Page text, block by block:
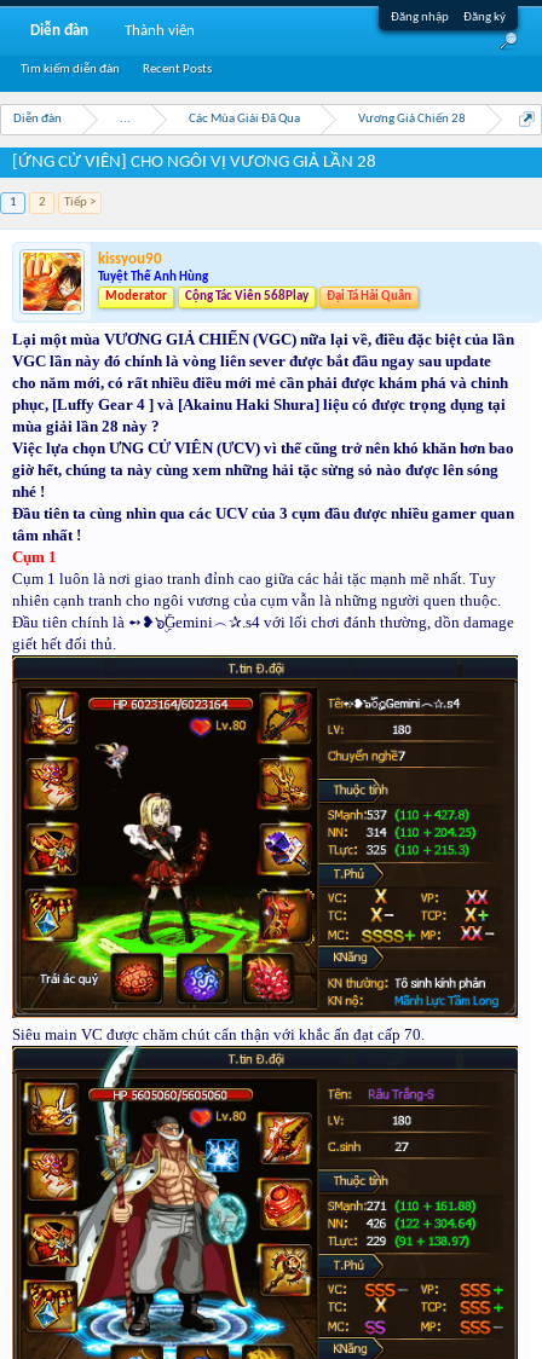
Đăng nhập Đăng ký
Diễn đàn ... Các Mùa Giải Đã Qua Vương Giả Chiến 28
[ỨNG CỬ VIÊN] CHO NGÔI VỊ VƯƠNG GIẢ LẦN 28
1 2 Tiếp >
kissyou90
Tuyệt Thế Anh Hùng
Moderator
Cộng Tác Viên 568Play Đại Tá Hải Quân
Lại một mùa VƯƠNG GIẢ CHIẾN (VGC) nữa lại về, điều đặc biệt của lần
VGC lần này đó chính là vòng liên sever được bắt đầu ngay sau update
cho năm mới, có rất nhiều điều mới mẻ cần phải được khám phá và chinh
phục, [Luffy Gear 4 ] và [Akainu Haki Shura] liệu có được trọng dụng tại
mùa giải lần 28 này ?
Việc lựa chọn ƯNG CỬ VIÊN (ƯCV) vì thế cũng trở nên khó khăn hơn bao
giờ hết, chúng ta này cùng xem những hải tặc sừng sỏ nào được lên sóng
nhé !
Đầu tiên ta cùng nhìn qua các UCV của 3 cụm đầu được nhiều gamer quan
tâm nhất !
Cụm 1
Cụm 1 luôn là nơi giao tranh đỉnh cao giữa các hải tặc mạnh mẽ nhất. Tuy
nhiên cạnh tranh cho ngôi vương của cụm vẫn là những người quen thuộc.
Đầu tiên chính là ➻❥๖ۣۜGemini︵✰.s4 với lối chơi đánh thường, dồn damage
giết hết đối thủ.
Siêu main VC được chăm chút cẩn thận với khắc ấn đạt cấp 70.
Diễn đàn
Tìm kiếm diễn đàn Recent Posts
Thành viên